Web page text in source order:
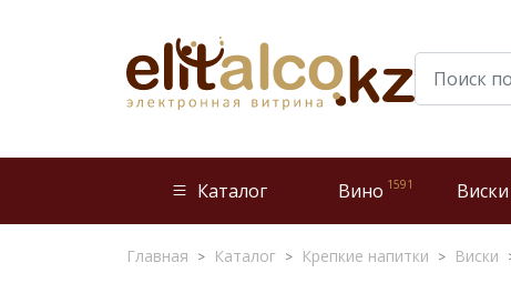
Каталог Вино 1591 Виски
Главная Каталог Крепкие напитки Виски